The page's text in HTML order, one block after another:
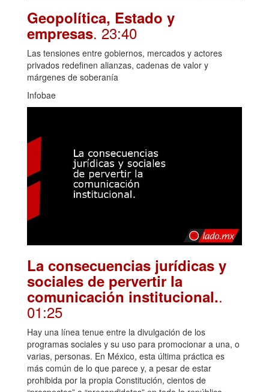
Geopolítica, Estado y
empresas. 23:40
Las tensiones entre gobiernos, mercados y actores
privados redefinen alianzas, cadenas de valor y
márgenes de soberanía
Infobae
La consecuencias jurídicas y
sociales de pervertir la
comunicación institucional..
01:25
Hay una línea tenue entre la divulgación de los
programas sociales y su uso para promocionar a una, o
varias, personas. En México, esta última práctica es
más común de lo que parece y, a pesar de estar
prohibida por la propia Constitución, cientos de